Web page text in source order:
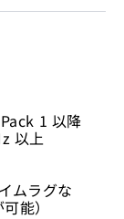
1 以降
以上
ムラグな
能）